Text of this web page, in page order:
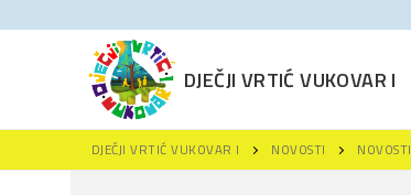
DJEČJI VRTIĆ VUKOVAR I
DJEČJI VRTIĆ VUKOVAR I NOVOSTI NOVOSTI